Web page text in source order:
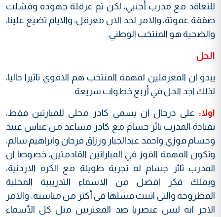
للتعاقد مع مدرب أجنبي، لكن تم عرقلة جهوده وفشلت
صفقة عموتة، والامر لحد الان معرقل، والايام تضيع علينا،
والضحية هو المنتخب الوطني.
الحل
يبدو ان المعرقلين لمهمة المنتخب هم الاقوى تاثيرا حاليا،
لذلك اجد الحل في أربع خطوات سريعة:
اولا: على درجال ان يسمي كادر محلي للمبارتين فقط،
بقيادة المدرب ثائر جسام مع كادر مساعد من عباس عبيد
وحسام فوزي واحمد عبدالجبار ورزاق فرحان وابراهيم سالم،
وتكون المهمة الفوز في المباراتين القادمتين، خصوصا ان
المدرب ثائر جسام له تجربة طويلة مع الكرة الاردنية،
ويملك فكر افضل من الاسماء التدريبية المحلية
المطروحة والتي اثبتت فشلها في أكثر من مناسبة، والامر
الاخر انه ليس عنصريا ضد المغتربين مثل كل الأسماء